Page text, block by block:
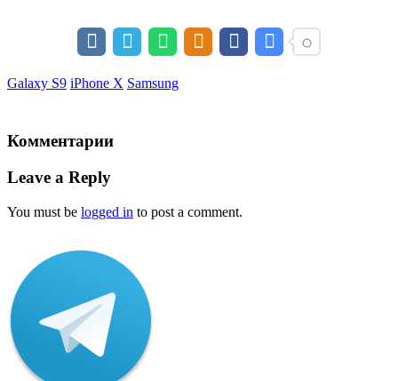
Galaxy S9 iPhone X Samsung
Комментарии
Leave a Reply
You must be logged in to post a comment.